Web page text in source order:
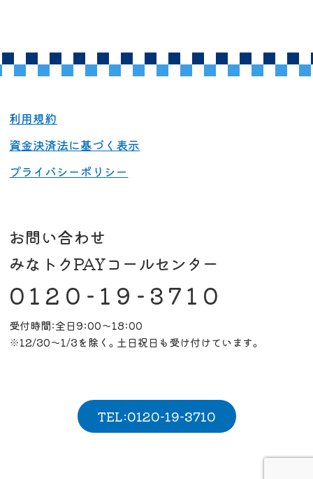
お問い合わせ
みなトクPAYコールセンター
0120-19-3710
受付時間:全日9:00～18:00
※12/30～1/3を除く。土日祝日も受け付けています。
利用規約
資金決済法に基づく表示
プライバシーポリシー
TEL:0120-19-3710